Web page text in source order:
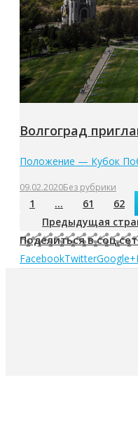
Волгоград
Положение — Кубок
09.02.2020Без рубрики
1 … 61 62
Предыдущая
Поделиться в
FacebookTwitterGoogle+